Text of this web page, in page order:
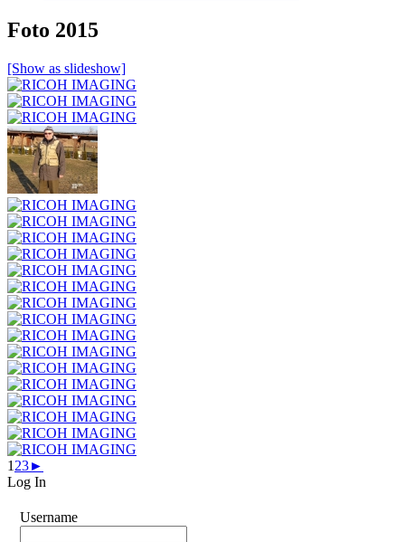
Foto 2015
[Show as slideshow]
1 23►
Log In
Username